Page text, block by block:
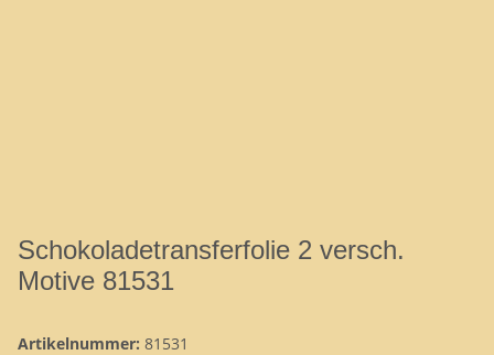
Schokoladetransferfolie 2 versch.
Motive 81531
Artikelnummer: 81531